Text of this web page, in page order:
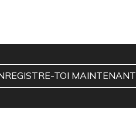
TOI MAINTENANT